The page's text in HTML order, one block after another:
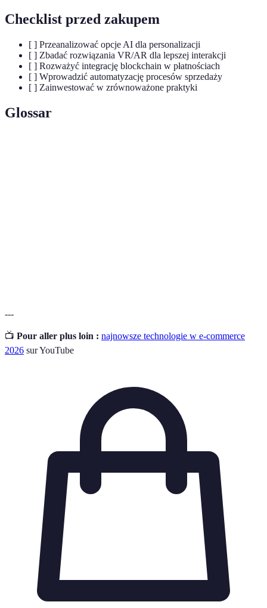
Checklist przed zakupem
[ ] Przeanalizować opcje AI dla personalizacji
[ ] Zbadać rozwiązania VR/AR dla lepszej interakcji
[ ] Rozważyć integrację blockchain w płatnościach
[ ] Wprowadzić automatyzację procesów sprzedaży
[ ] Zainwestować w zrównoważone praktyki
Glossar
---
📺 Pour aller plus loin : najnowsze technologie w e-commerce
2026 sur YouTube